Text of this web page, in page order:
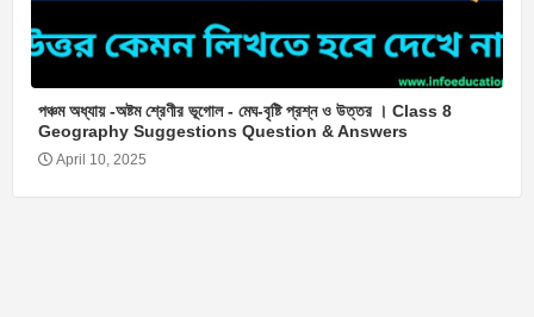
পঞ্চম অধ্যায় -অষ্টম শ্রেণীর ভূগোল - মেঘ-বৃষ্টি প্রশ্ন ও উত্তর । Class 8
Geography Suggestions Question & Answers
April 10, 2025